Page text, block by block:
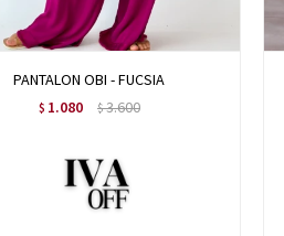
PANTALON OBI - FUCSIA
$ 1.080 $3.600